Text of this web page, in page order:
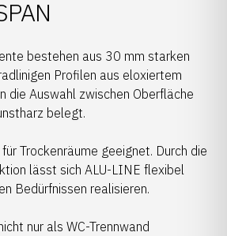
bestehen aus 30 mm starken
Profilen aus eloxiertem
die Auswahl zwischen Oberfläche
belegt.
Trockenräume geeignet. Durch die
lässt sich ALU-LINE flexibel
Bedürfnissen realisieren.
nur als WC-Trennwand